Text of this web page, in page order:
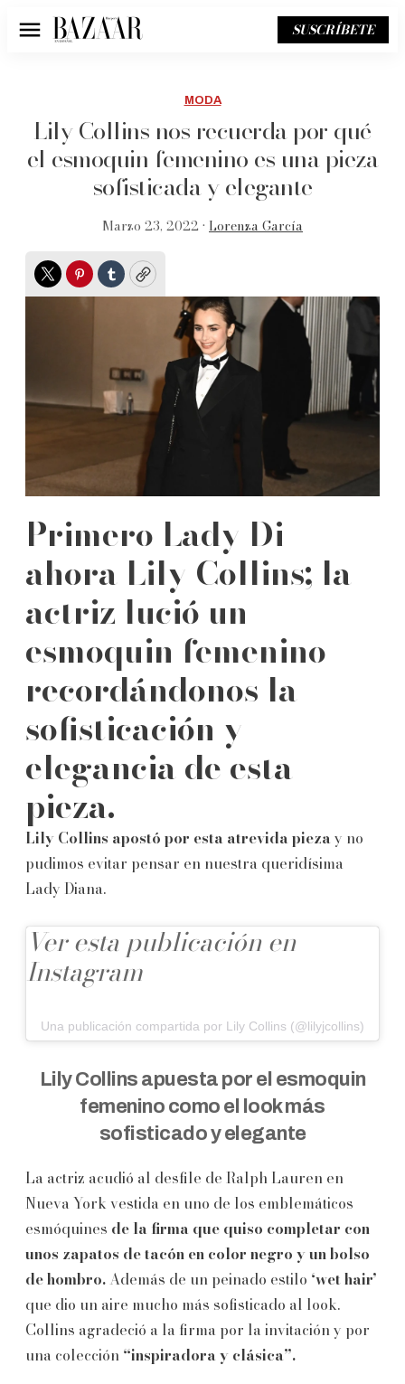
Menú SUSCRÍBETE
MODA
Lily Collins nos recuerda por qué
el esmoquin femenino es una pieza
sofisticada y elegante
Marzo 23, 2022 • Lorenza García
TwitterPinterest
TumblrCopy
Primero Lady Di
ahora Lily Collins; la
actriz lució un
esmoquin femenino
recordándonos la
sofisticación y
elegancia de esta
pieza.
Lily Collins apostó por esta atrevida piezay no
pudimos evitar pensar en nuestra queridísima
Lady Diana.
Ver esta publicación en
Instagram
Una publicación compartida por Lily Collins (@lilyjcollins)
Lily Collins apuesta por el esmoquin
femenino como el look más
sofisticado y elegante
La actriz acudió al desfile de Ralph Lauren en
Nueva York vestida en uno de los emblemáticos
esmóquines de la firma que quiso completar con
unos zapatos de tacón en color negro y un bolso
de hombro.Además de un peinado estilo ‘wet hair’
que dio un aire mucho más sofisticado al look.
Collins agradeció a la firma por la invitación y por
una colección “inspiradora y clásica”.